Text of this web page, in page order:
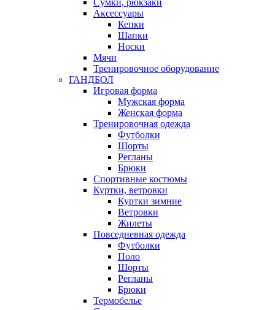
Сумки, рюкзаки
Аксессуары
Кепки
Шапки
Носки
Мячи
Тренировочное оборудование
ГАНДБОЛ
Игровая форма
Мужская форма
Женская форма
Тренировочная одежда
Футболки
Шорты
Регланы
Брюки
Спортивные костюмы
Куртки, ветровки
Куртки зимние
Ветровки
Жилеты
Повседневная одежда
Футболки
Поло
Шорты
Регланы
Брюки
Термобелье